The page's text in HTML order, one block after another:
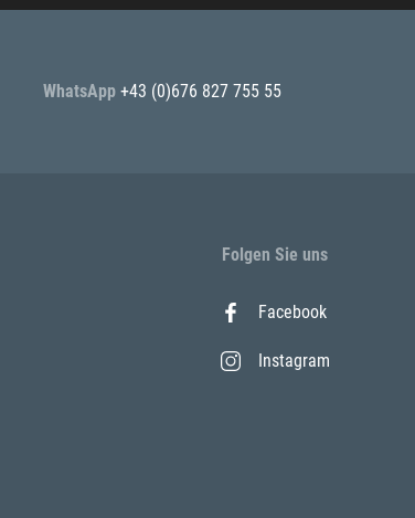
WhatsApp +43 (0)676 827 755 55
Folgen Sie uns
Facebook
Instagram